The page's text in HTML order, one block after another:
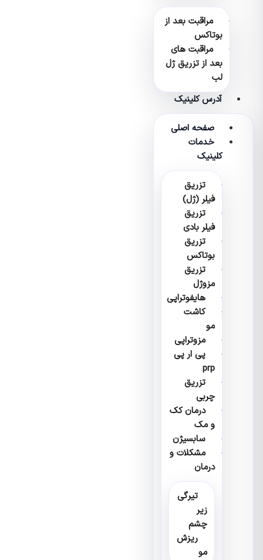
مراقبت بعد از
بوتاکس
مراقبت های
بعد از تزریق ژل
لب
آدرس کلینیک
صفحه اصلی
خدمات
کلینیک
تزریق
فیلر (ژل)
تزریق
فیلر بادی
تزریق
بوتاکس
تزریق
مزوژل
هایفوتراپی
کاشت
مو
مزوتراپی
پی ار پی
prp
تزریق
چربی
درمان کک
و مک
سابسیژن
مشکلات و
درمان
تیرگی
زیر
چشم
ریزش
مو